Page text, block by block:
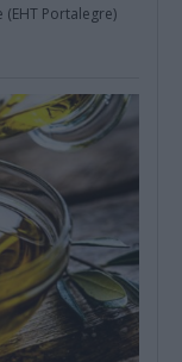
Portalegre)